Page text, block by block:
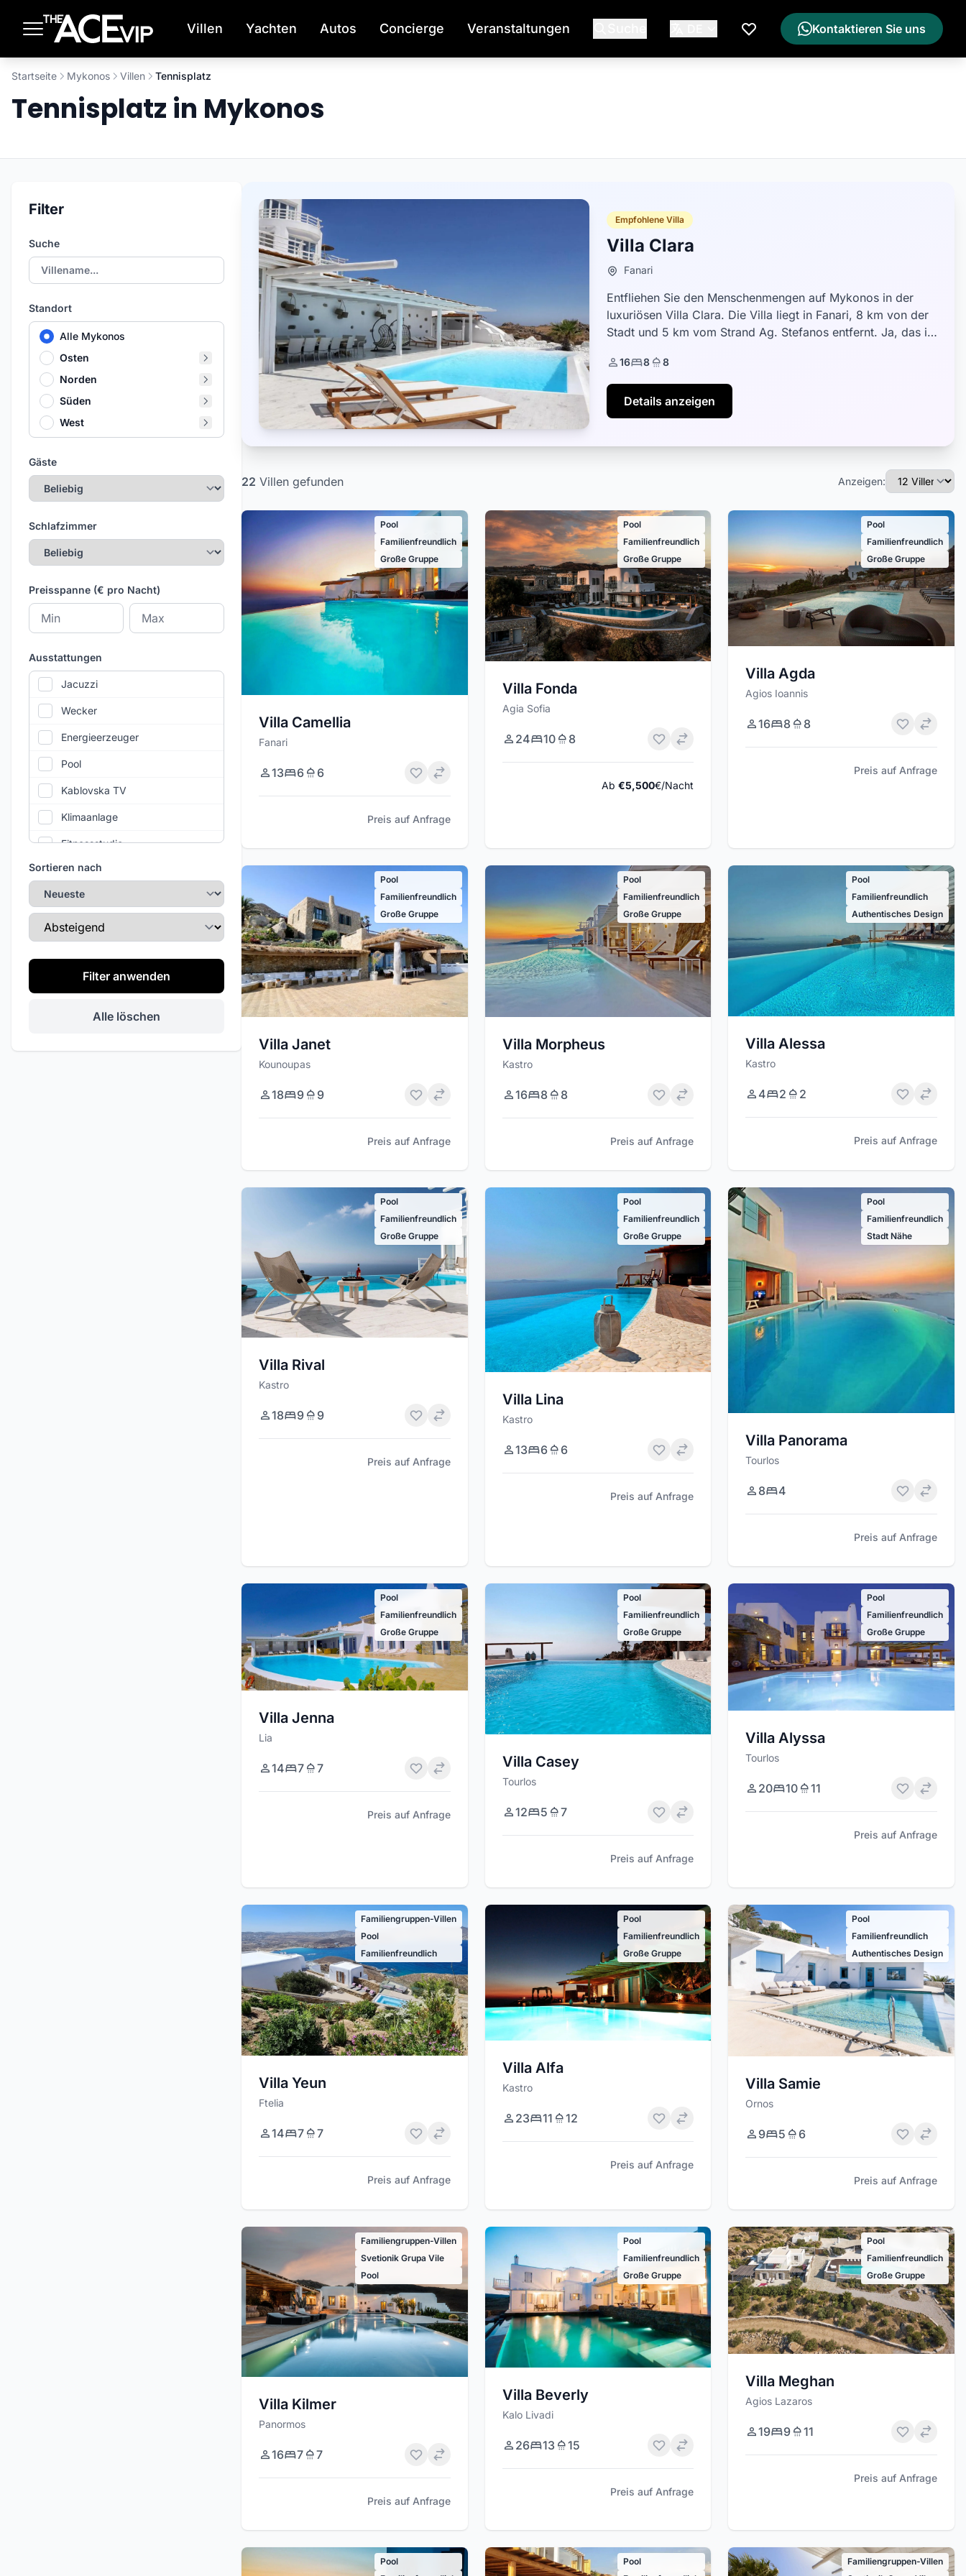
Villen Yachten Autos Concierge Veranstaltungen
Meine Wunschliste
Kontaktieren Sie uns
Startseite Mykonos Villen Tennisplatz
Tennisplatz in Mykonos
Filter
Suche
Standort
Alle Mykonos
Osten
Norden
Süden
West
Gäste
Schlafzimmer
Preisspanne (€ pro Nacht)
Mindestpreis
Höchstpreis
Ausstattungen
Jacuzzi
Wecker
Energieerzeuger
Pool
Kablovska TV
Klimaanlage
Fitnessstudio
WLAN
Privatparkplatz
Täglicher Reinigungsservice
Private Veranstaltungen
Sortieren nach
Sortierreihenfolge
Filter anwenden
Alle löschen
Empfohlene Villa
Villa Clara
Fanari
Entfliehen Sie den Menschenmengen auf Mykonos in der
luxuriösen Villa Clara. Die Villa liegt in Fanari, 8 km von der
Stadt und 5 km vom Strand Ag. Stefanos entfernt. Ja, das ist
16 8 8
Details anzeigen
22 Villen gefunden Anzeigen:
Pool
Familienfreundlich
Große Gruppe
Villa Camellia
Fanari
13 6 6
Preis auf Anfrage
Pool
Familienfreundlich
Große Gruppe
Villa Fonda
Agia Sofia
24 10 8
Ab€5,500€/Nacht
Pool
Familienfreundlich
Große Gruppe
Villa Agda
Agios Ioannis
16 8 8
Preis auf Anfrage
Pool
Familienfreundlich
Große Gruppe
Villa Janet
Kounoupas
18 9 9
Preis auf Anfrage
Pool
Familienfreundlich
Große Gruppe
Villa Morpheus
Kastro
16 8 8
Preis auf Anfrage
Pool
Familienfreundlich
Authentisches Design
Villa Alessa
Kastro
4 2 2
Preis auf Anfrage
Pool
Familienfreundlich
Große Gruppe
Villa Rival
Kastro
18 9 9
Preis auf Anfrage
Pool
Familienfreundlich
Große Gruppe
Villa Lina
Kastro
13 6 6
Preis auf Anfrage
Pool
Familienfreundlich
Stadt Nähe
Villa Panorama
Tourlos
8 4
Preis auf Anfrage
Pool
Familienfreundlich
Große Gruppe
Villa Jenna
Lia
14 7 7
Preis auf Anfrage
Pool
Familienfreundlich
Große Gruppe
Villa Casey
Tourlos
12 5 7
Preis auf Anfrage
Pool
Familienfreundlich
Große Gruppe
Villa Alyssa
Tourlos
20 10 11
Preis auf Anfrage
Familiengruppen-Villen
Pool
Familienfreundlich
Villa Yeun
Ftelia
14 7 7
Preis auf Anfrage
Pool
Familienfreundlich
Große Gruppe
Villa Alfa
Kastro
23 11 12
Preis auf Anfrage
Pool
Familienfreundlich
Authentisches Design
Villa Samie
Ornos
9 5 6
Preis auf Anfrage
Familiengruppen-Villen
Svetionik Grupa Vile
Pool
Villa Kilmer
Panormos
16 7 7
Preis auf Anfrage
Pool
Familienfreundlich
Große Gruppe
Villa Beverly
Kalo Livadi
26 13 15
Preis auf Anfrage
Pool
Familienfreundlich
Große Gruppe
Villa Meghan
Agios Lazaros
19 9 11
Preis auf Anfrage
Pool
Pool
Familiengruppen-Villen